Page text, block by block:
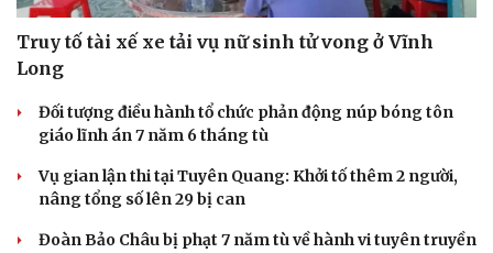
Truy tố tài xế xe tải vụ nữ sinh tử vong ở Vĩnh
Long
Đối tượng điều hành tổ chức phản động núp bóng tôn
giáo lĩnh án 7 năm 6 tháng tù
Vụ gian lận thi tại Tuyên Quang: Khởi tố thêm 2 người,
nâng tổng số lên 29 bị can
Đoàn Bảo Châu bị phạt 7 năm tù về hành vi tuyên truyền